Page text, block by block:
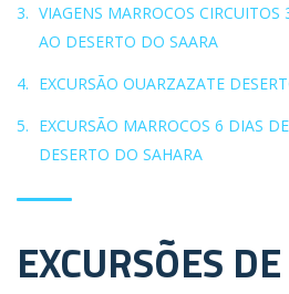
VIAGENS MARROCOS
AO DESERTO DO SAARA
EXCURSÃO OUARZAZATE
EXCURSÃO MARROCOS 6 DIAS
DESERTO DO SAHARA
EXCURSÕES